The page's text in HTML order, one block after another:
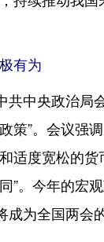
有为
中央政治局会
策”。会议强
适度宽松的货
”。今年的宏
成为全国两会